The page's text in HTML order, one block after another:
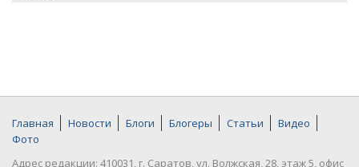
Главная Новости Блоги Блогеры Статьи
Видео
Фото
Адрес редакции: 410031, г. Саратов, ул. Волжская, 28, этаж 5, офис